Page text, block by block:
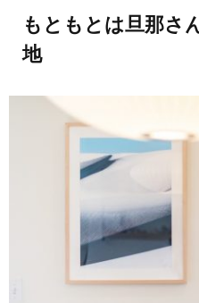
もともとは旦那さ
地